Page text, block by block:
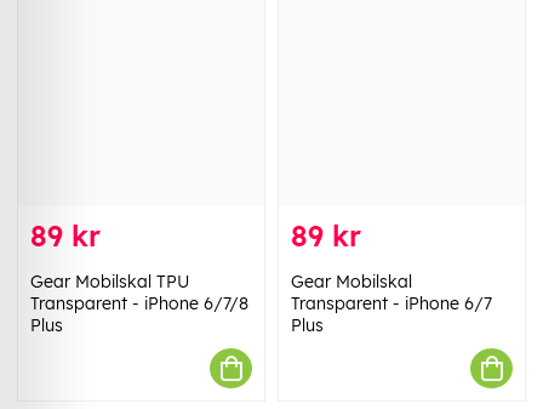
89 kr
Gear Mobilskal TPU
Transparent - iPhone 6/7/8
Plus
89 kr
Gear Mobilskal
Transparent - iPhone 6/7
Plus